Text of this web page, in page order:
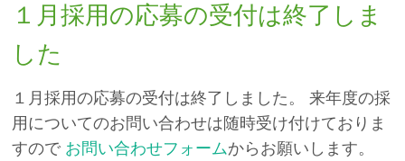
１月採用の応募の受付は終了しま
した
１月採用の応募の受付は終了しました。 来年度の採
用についてのお問い合わせは随時受け付けておりま
すので お問い合わせフォームからお願いします。